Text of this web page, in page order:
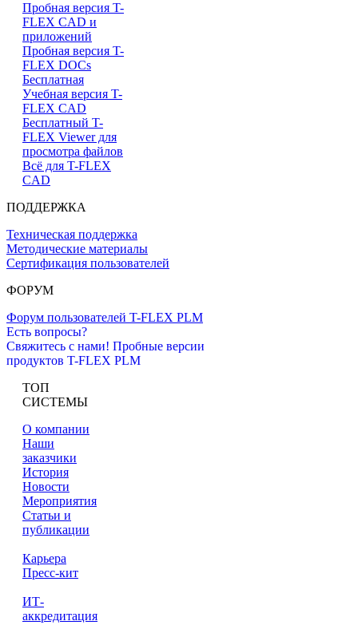
Пробная версия T-
FLEX CAD и
приложений
Пробная версия T-
FLEX DOCs
Бесплатная
Учебная версия T-
FLEX CAD
Бесплатный T-
FLEX Viewer для
просмотра файлов
Всё для T-FLEX
CAD
ПОДДЕРЖКА
Техническая поддержка
Методические материалы
Сертификация пользователей
ФОРУМ
Форум пользователей T-FLEX PLM
Есть вопросы?
Свяжитесь с нами! Пробные версии
продуктов T-FLEX PLM
ТОП
СИСТЕМЫ
О компании
Наши
заказчики
История
Новости
Мероприятия
Статьи и
публикации
Карьера
Пресс-кит
ИТ-
аккредитация